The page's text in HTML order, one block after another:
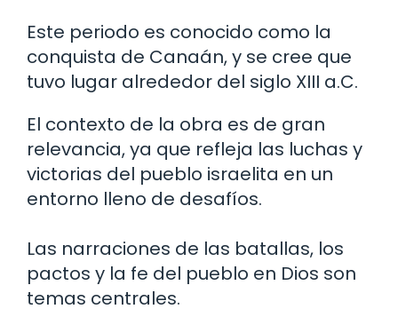
Este periodo es conocido como la
conquista de Canaán, y se cree que
tuvo lugar alrededor del siglo XIII a.C.
El contexto de la obra es de gran
relevancia, ya que refleja las luchas y
victorias del pueblo israelita en un
entorno lleno de desafíos.
Las narraciones de las batallas, los
pactos y la fe del pueblo en Dios son
temas centrales.